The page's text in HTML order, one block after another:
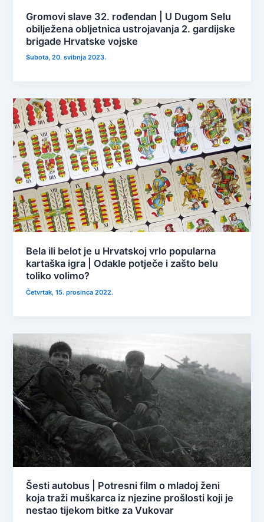
Gromovi slave 32. rođendan | U Dugom Selu
obilježena obljetnica ustrojavanja 2. gardijske
brigade Hrvatske vojske
Subota, 20. svibnja 2023.
Bela ili belot je u Hrvatskoj vrlo popularna
kartaška igra | Odakle potječe i zašto belu
toliko volimo?
Četvrtak, 15. prosinca 2022.
Šesti autobus | Potresni film o mladoj ženi
koja traži muškarca iz njezine prošlosti koji je
nestao tijekom bitke za Vukovar